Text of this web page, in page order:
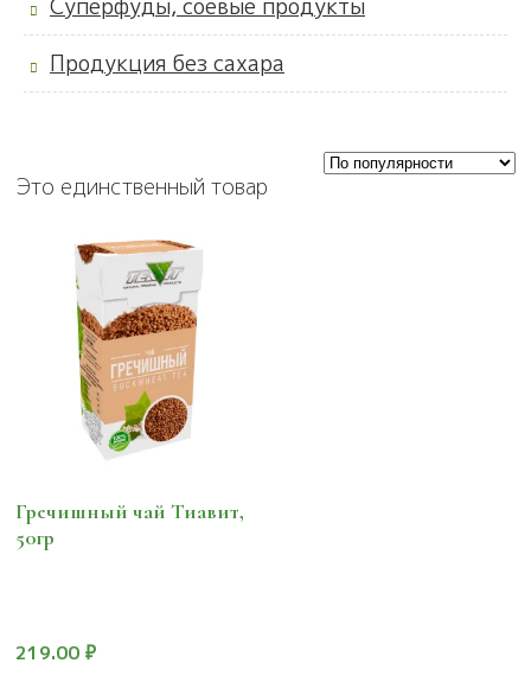
Суперфуды, соевые продукты
Продукция без сахара
Это единственный товар
Гречишный чай Тиавит,
50гр
219.00 ₽